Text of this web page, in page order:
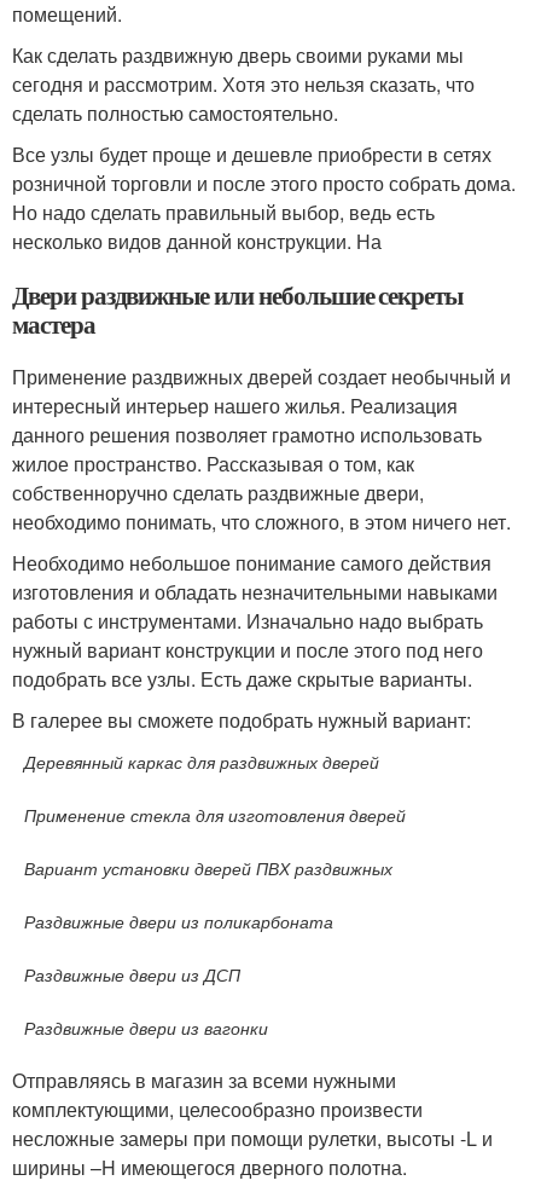
помещений.
Как сделать раздвижную дверь своими руками мы
сегодня и рассмотрим. Хотя это нельзя сказать, что
сделать полностью самостоятельно.
Все узлы будет проще и дешевле приобрести в сетях
розничной торговли и после этого просто собрать дома.
Но надо сделать правильный выбор, ведь есть
несколько видов данной конструкции. На
Двери раздвижные или небольшие секреты
мастера
Применение раздвижных дверей создает необычный и
интересный интерьер нашего жилья. Реализация
данного решения позволяет грамотно использовать
жилое пространство. Рассказывая о том, как
собственноручно сделать раздвижные двери,
необходимо понимать, что сложного, в этом ничего нет.
Необходимо небольшое понимание самого действия
изготовления и обладать незначительными навыками
работы с инструментами. Изначально надо выбрать
нужный вариант конструкции и после этого под него
подобрать все узлы. Есть даже скрытые варианты.
В галерее вы сможете подобрать нужный вариант:
Деревянный каркас для раздвижных дверей
Применение стекла для изготовления дверей
Вариант установки дверей ПВХ раздвижных
Раздвижные двери из поликарбоната
Раздвижные двери из ДСП
Раздвижные двери из вагонки
Отправляясь в магазин за всеми нужными
комплектующими, целесообразно произвести
несложные замеры при помощи рулетки, высоты -L и
ширины –H имеющегося дверного полотна.